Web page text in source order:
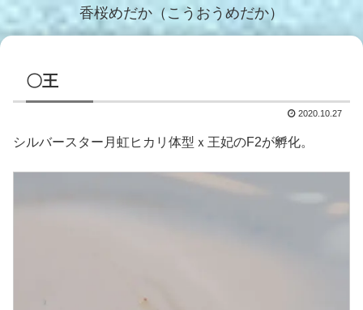
香桜めだか（こうおうめだか）
〇王
2020.10.27
シルバースター月虹ヒカリ体型ｘ王妃のF2が孵化。